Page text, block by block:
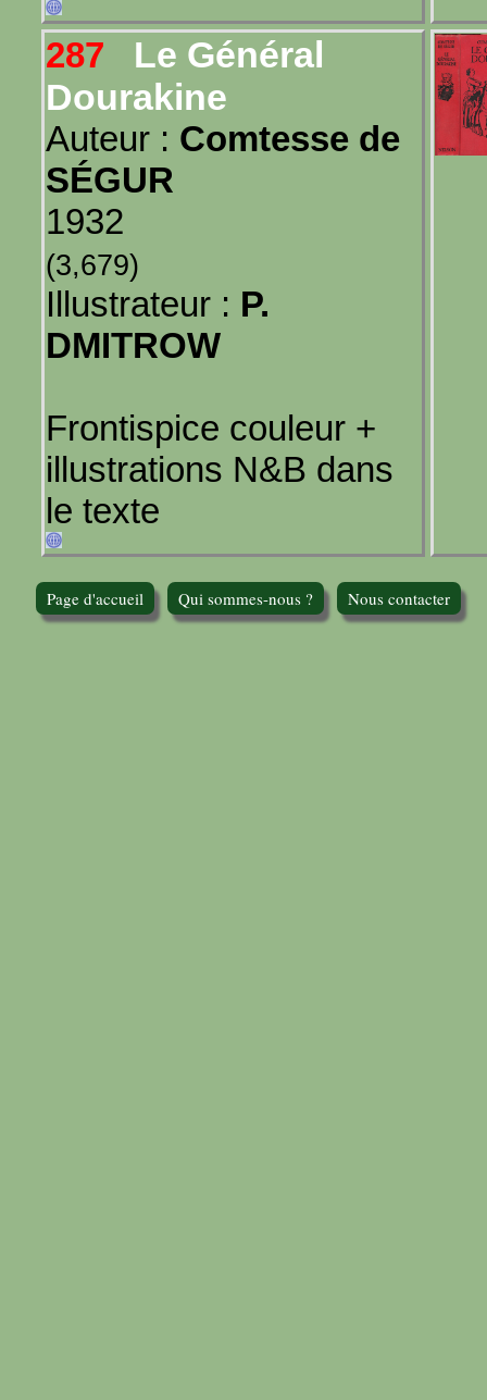
287
Le Général
Dourakine
Auteur : Comtesse de
SÉGUR
1932
(3,679)
Illustrateur : P.
DMITROW
Frontispice couleur +
illustrations N&B dans
le texte
Page d'accueil Qui sommes-nous ? Nous contacter